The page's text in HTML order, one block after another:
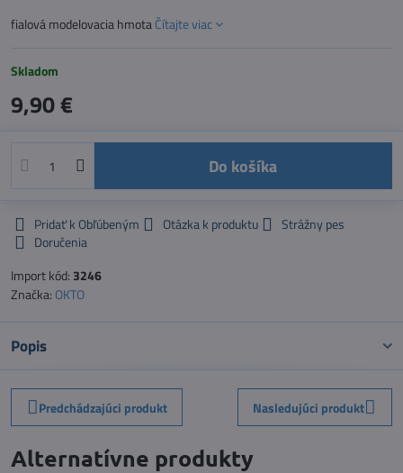
fialová modelovacia hmotaČítajte viac
Skladom
9,90 €
Do košíka
Pridať k Obľúbeným Otázka k produktu
Strážny pes
Doručenia
Import kód: 3246
Značka: OKTO
Popis
Predchádzajúci produkt Nasledujúci produkt
Alternatívne produkty